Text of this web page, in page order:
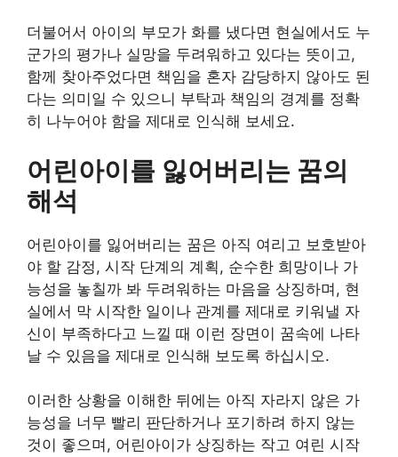
더불어서 아이의 부모가 화를 냈다면 현실에서도 누
군가의 평가나 실망을 두려워하고 있다는 뜻이고,
함께 찾아주었다면 책임을 혼자 감당하지 않아도 된
다는 의미일 수 있으니 부탁과 책임의 경계를 정확
히 나누어야 함을 제대로 인식해 보세요.
어린아이를 잃어버리는 꿈의
해석
어린아이를 잃어버리는 꿈은 아직 여리고 보호받아
야 할 감정, 시작 단계의 계획, 순수한 희망이나 가
능성을 놓칠까 봐 두려워하는 마음을 상징하며, 현
실에서 막 시작한 일이나 관계를 제대로 키워낼 자
신이 부족하다고 느낄 때 이런 장면이 꿈속에 나타
날 수 있음을 제대로 인식해 보도록 하십시오.
이러한 상황을 이해한 뒤에는 아직 자라지 않은 가
능성을 너무 빨리 판단하거나 포기하려 하지 않는
것이 좋으며, 어린아이가 상징하는 작고 여린 시작